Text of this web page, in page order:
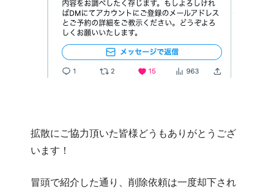
拡散にご協力頂いた皆様どうもありがとうござ
います！
冒頭で紹介した通り、削除依頼は一度却下され